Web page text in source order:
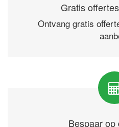
Gratis
Ontvang gratis
Bespaar op